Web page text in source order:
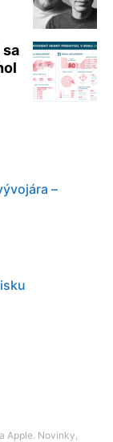
–
Apple. Novinky,